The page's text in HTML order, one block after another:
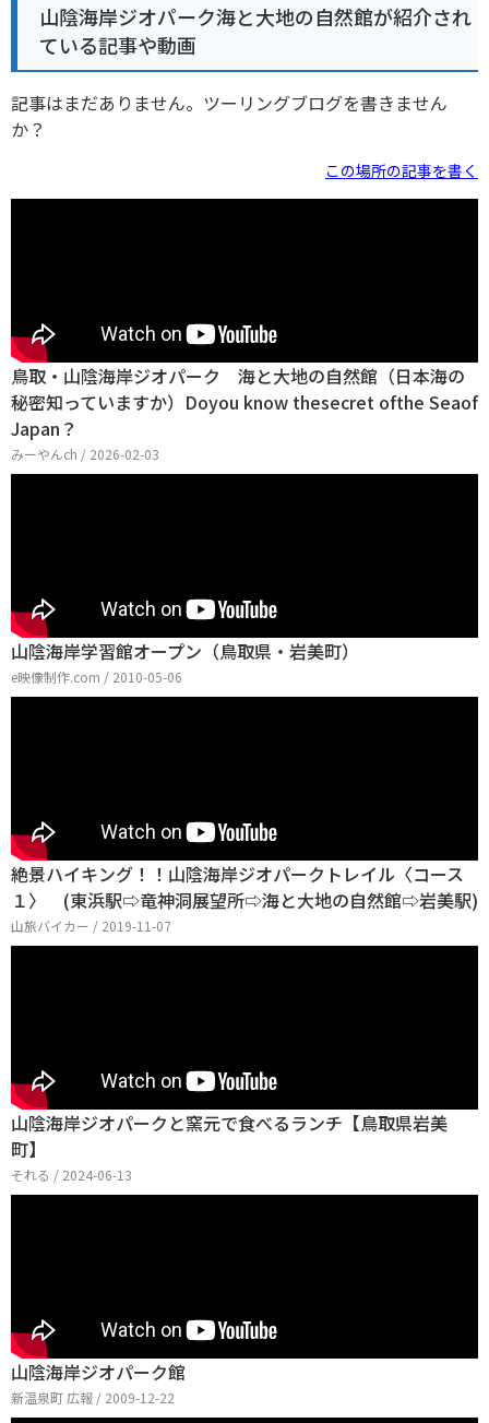
山陰海岸ジオパーク海と大地の自然館が紹介され
ている記事や動画
記事はまだありません。ツーリングブログを書きません
か？
この場所の記事を書く
鳥取・山陰海岸ジオパーク 海と大地の自然館（日本海の
秘密知っていますか）Doyou know thesecret ofthe Seaof
Japan？
みーやんch / 2026-02-03
山陰海岸学習館オープン（鳥取県・岩美町）
e映像制作.com / 2010-05-06
絶景ハイキング！！山陰海岸ジオパークトレイル〈コース
１〉 (東浜駅⇨竜神洞展望所⇨海と大地の自然館⇨岩美駅)
山旅バイカー / 2019-11-07
山陰海岸ジオパークと窯元で食べるランチ【鳥取県岩美
町】
それる / 2024-06-13
山陰海岸ジオパーク館
新温泉町 広報 / 2009-12-22